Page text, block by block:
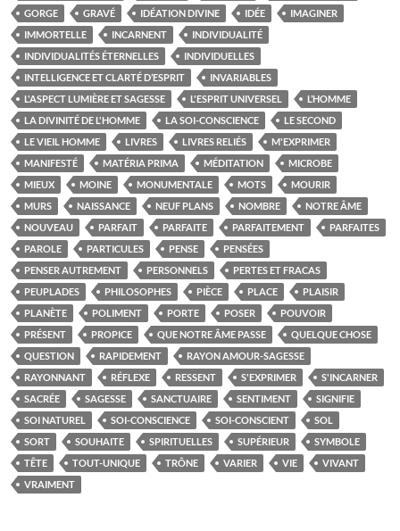
GORGE
GRAVÉ IDÉATION DIVINE IDÉE
IMAGINER
IMMORTELLE
INCARNENT
INDIVIDUALITÉ
INDIVIDUALITÉS ÉTERNELLES
INDIVIDUELLES
INTELLIGENCE ET CLARTÉ D’ESPRIT
INVARIABLES
L'ASPECT LUMIÈRE ET SAGESSE
L'ESPRIT UNIVERSEL
L’HOMME
LA DIVINITÉ DE L'HOMME
LA SOI-CONSCIENCE
LE SECOND
LE VIEIL HOMME
LIVRES LIVRES RELIÉS
M'EXPRIMER
MANIFESTÉ
MATÉRIA PRIMA MÉDITATION
MICROBE
MIEUX
MOINE MONUMENTALE MOTS
MOURIR
MURS
NAISSANCE NEUF PLANS NOMBRE
NOTRE ÂME
NOUVEAU
PARFAIT PARFAITE PARFAITEMENT
PARFAITES
PAROLE
PARTICULES PENSE
PENSÉES
PENSER AUTREMENT
PERSONNELS
PERTES ET FRACAS
PEUPLADES
PHILOSOPHES PIÈCE PLACE
PLAISIR
PLANÈTE
POLIMENT PORTE POSER
POUVOIR
PRÉSENT
PROPICE QUE NOTRE ÂME PASSE
QUELQUE CHOSE
QUESTION
RAPIDEMENT
RAYON AMOUR-SAGESSE
RAYONNANT
RÉFLEXE RESSENT S'EXPRIMER
S'INCARNER
SACRÉE
SAGESSE SANCTUAIRE SENTIMENT
SIGNIFIE
SOI NATUREL
SOI-CONSCIENCE SOI-CONSCIENT
SOL
SORT
SOUHAITE SPIRITUELLES SUPÉRIEUR
SYMBOLE
TÊTE
TOUT-UNIQUE TRÔNE VARIER VIE
VIVANT
VRAIMENT